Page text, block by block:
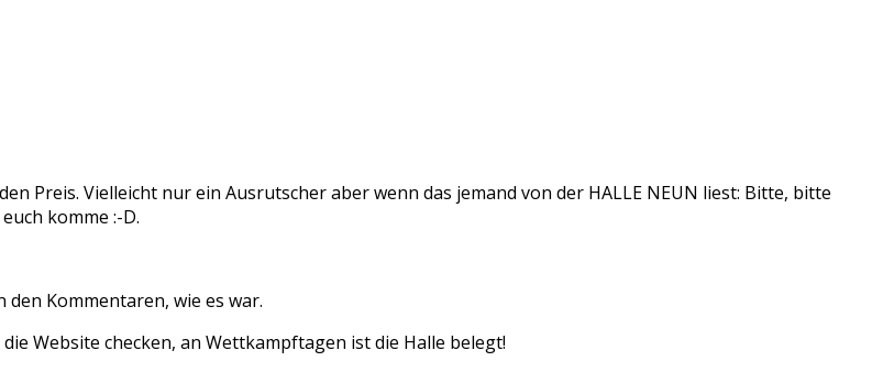
Preis. Vielleicht nur ein Ausrutscher aber wenn das jemand von der HALLE NEUN liest: Bitte, bitte
komme :-D.
Kommentaren, wie es war.
Website checken, an Wettkampftagen ist die Halle belegt!